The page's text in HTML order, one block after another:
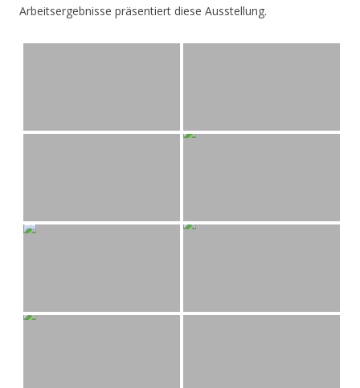
Arbeitsergebnisse präsentiert diese Ausstellung.